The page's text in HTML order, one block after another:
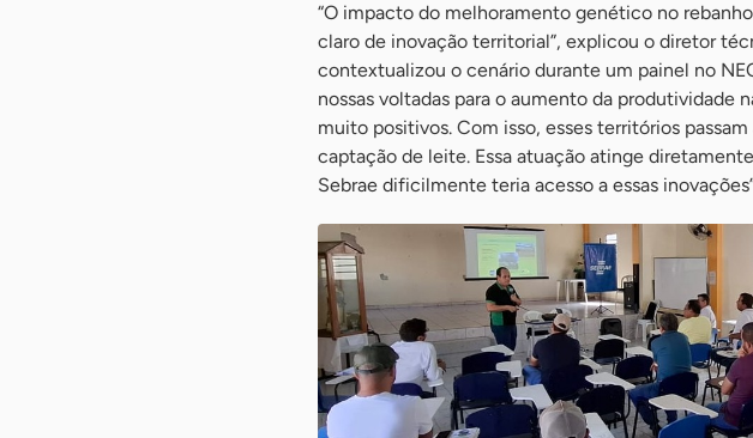
“O impacto do melhoramento genético no
claro de inovação territorial”, explicou o diretor
contextualizou o cenário durante um painel no
nossas voltadas para o aumento da produtividade
muito positivos. Com isso, esses territórios
captação de leite. Essa atuação atinge
Sebrae dificilmente teria acesso a essas